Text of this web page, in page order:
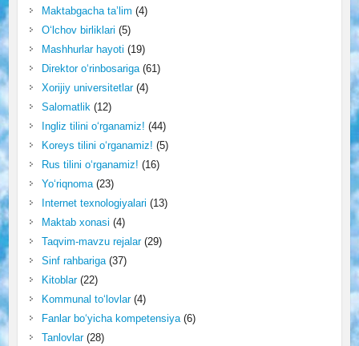
Maktabgacha ta’lim (4)
O‘lchov birliklari (5)
Mashhurlar hayoti (19)
Direktor o‘rinbosariga(61)
Xorijiy universitetlar(4)
Salomatlik (12)
Ingliz tilini o‘rganamiz! (44)
Koreys tilini o‘rganamiz! (5)
Rus tilini o‘rganamiz! (16)
Yo‘riqnoma(23)
Internet texnologiyalari (13)
Maktab xonasi (4)
Taqvim-mavzu rejalar(29)
Sinf rahbariga(37)
Kitoblar(22)
Kommunal to‘lovlar(4)
Fanlar bo‘yicha kompetensiya(6)
Tanlovlar(28)